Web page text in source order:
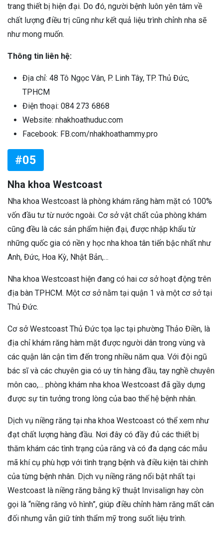
trang thiết bị hiện đại. Do đó, người bệnh luôn yên tâm về
chất lượng điều trị cũng như kết quả liệu trình chỉnh nha sẽ
như mong muốn.
Thông tin liên hệ:
Địa chỉ: 48 Tô Ngọc Vân, P. Linh Tây, TP. Thủ Đức,
TPHCM
Điện thoại: 084 273 6868
Website: nhakhoathuduc.com
Facebook: FB.com/nhakhoathammy.pro
#05
Nha khoa Westcoast
Nha khoa Westcoast là phòng khám răng hàm mặt có 100%
vốn đầu tư từ nước ngoài. Cơ sở vật chất của phòng khám
cũng đều là các sản phẩm hiện đại, được nhập khẩu từ
những quốc gia có nền y học nha khoa tân tiến bậc nhất như
Anh, Đức, Hoa Kỳ, Nhật Bản,…
Nha khoa Westcoast hiện đang có hai cơ sở hoạt động trên
địa bàn TPHCM. Một cơ sở nằm tại quận 1 và một cơ sở tại
Thủ Đức.
Cơ sở Westcoast Thủ Đức tọa lạc tại phường Thảo Điền, là
địa chỉ khám răng hàm mặt được người dân trong vùng và
các quận lân cận tìm đến trong nhiều năm qua. Với đội ngũ
bác sĩ và các chuyên gia có uy tín hàng đầu, tay nghề chuyên
môn cao,… phòng khám nha khoa Westcoast đã gầy dựng
được sự tin tưởng trong lòng của bao thế hệ bệnh nhân.
Dịch vụ niềng răng tại nha khoa Westcoast có thể xem như
đạt chất lượng hàng đầu. Nơi đây có đầy đủ các thiết bị
thăm khám các tình trạng của răng và có đa dạng các mẫu
mã khí cụ phù hợp với tình trạng bệnh và điều kiện tài chính
của từng bệnh nhân. Dịch vụ niềng răng nổi bật nhất tại
Westcoast là niềng răng bằng kỹ thuật Invisalign hay còn
gọi là “niềng răng vô hình”, giúp điều chỉnh hàm răng mất cân
đối nhưng vẫn giữ tính thẩm mỹ trong suốt liệu trình.